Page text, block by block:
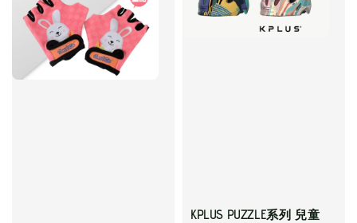
KPLUS PUZZLE系列 兒童